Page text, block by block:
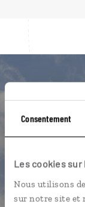
Consentement
Les cookies sur
Nous utilisons
sur notre site et
l'appli